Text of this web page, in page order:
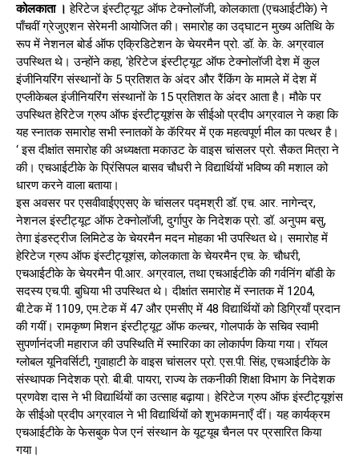
कोलकाता । हेरिटेज इंस्टीट्यूट ऑफ टेक्नोलॉजी, कोलकाता (एचआईटीके) ने
पाँचवीं ग्रेजुएशन सेरेमनी आयोजित की। समारोह का उद्घाटन मुख्य अतिथि के
रूप में नेशनल बोर्ड ऑफ एक्रिडिटेशन के चेयरमैन प्रो. डॉ. के. के. अग्रवाल
उपस्थित थे। उन्होंने कहा, ‘हेरिटेज इंस्टीट्यूट ऑफ टेक्नोलॉजी देश में कुल
इंजीनियरिंग संस्थानों के 5 प्रतिशत के अंदर और रैंकिंग के मामले में देश में
एप्लीकेबल इंजीनियरिंग संस्थानों के 15 प्रतिशत के अंदर आता है। मौके पर
उपस्थित हेरिटेज ग्रुप ऑफ इंस्टीट्यूशंस के सीईओ प्रदीप अग्रवाल ने कहा कि
यह स्नातक समारोह सभी स्नातकों के कॅरियर में एक महत्वपूर्ण मील का पत्थर है।
‘ इस दीक्षांत समारोह की अध्यक्षता मकाउट के वाइस चांसलर प्रो. सैकत मित्रा ने
की। एचआईटीके के प्रिंसिपल बासव चौधरी ने विद्यार्थियों भविष्य की मशाल को
धारण करने वाला बताया।
इस अवसर पर एसवीवाईएएसए के चांसलर पद्मश्री डॉ. एच. आर. नागेन्द्र,
नेशनल इंस्टीट्यूट ऑफ टेक्नोलॉजी, दुर्गापुर के निदेशक प्रो. डॉ. अनुपम बसु,
तेगा इंडस्ट्रीज लिमिटेड के चेयरमैन मदन मोहका भी उपस्थित थे। समारोह में
हेरिटेज ग्रुप ऑफ इंस्टीट्यूशंस, कोलकाता के चेयरमैन एच. के. चौधरी,
एचआईटीके के चेयरमैन पी.आर. अग्रवाल, तथा एचआईटीके की गर्वनिंग बॉडी के
सदस्य एच.पी. बुधिया भी उपस्थित थे। दीक्षांत समारोह में स्नातक में 1204,
बी.टेक में 1109, एम.टेक में 47 और एमसीए में 48 विद्यार्थियों को डिग्रियाँ प्रदान
की गयीं। रामकृष्ण मिशन इंस्टीट्यूट ऑफ कल्चर, गोलपार्क के सचिव स्वामी
सुपर्णानंदजी महाराज की उपस्थिति में स्मारिका का लोकार्पण किया गया। रॉयल
ग्लोबल यूनिवर्सिटी, गुवाहाटी के वाइस चांसलर प्रो. एस.पी. सिंह, एचआईटीके के
संस्थापक निदेशक प्रो. बी.बी. पायरा, राज्य के तकनीकी शिक्षा विभाग के निदेशक
प्रणवेश दास ने भी विद्यार्थियों का उत्साह बढ़ाया। हेरिटेज ग्रुप ऑफ इंस्टीट्यूशंस
के सीईओ प्रदीप अग्रवाल ने भी विद्यार्थियों को शुभकामनाएँ दीं। यह कार्यक्रम
एचआईटीके के फेसबुक पेज एनं संस्थान के यूट्यूब चैनल पर प्रसारित किया
गया।